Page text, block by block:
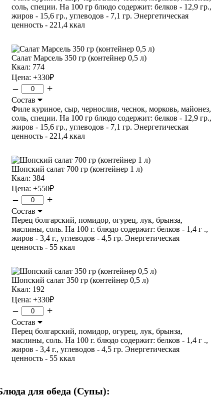
соль, специи. На 100 гр блюдо содержит: белков - 12,9 гр.,
жиров - 15,6 гр., углеводов - 7,1 гр. Энергетическая
ценность - 221,4 ккал
Салат Марсель 350 гр (контейнер 0,5 л)
Ккал: 774
Цена: +330₽
– +
Состав
Филе куриное, сыр, чернослив, чеснок, морковь, майонез,
соль, специи. На 100 гр блюдо содержит: белков - 12,9 гр.,
жиров - 15,6 гр., углеводов - 7,1 гр. Энергетическая
ценность - 221,4 ккал
Шопский салат 700 гр (контейнер 1 л)
Ккал: 384
Цена: +550₽
– +
Состав
Перец болгарский, помидор, огурец, лук, брынза,
маслины, соль. На 100 г. блюдо содержит: белков - 1,4 г .,
жиров - 3,4 г., углеводов - 4,5 гр. Энергетическая
ценность - 55 ккал
Шопский салат 350 гр (контейнер 0,5 л)
Ккал: 192
Цена: +330₽
– +
Состав
Перец болгарский, помидор, огурец, лук, брынза,
маслины, соль. На 100 г. блюдо содержит: белков - 1,4 г .,
жиров - 3,4 г., углеводов - 4,5 гр. Энергетическая
ценность - 55 ккал
для обеда (Супы):